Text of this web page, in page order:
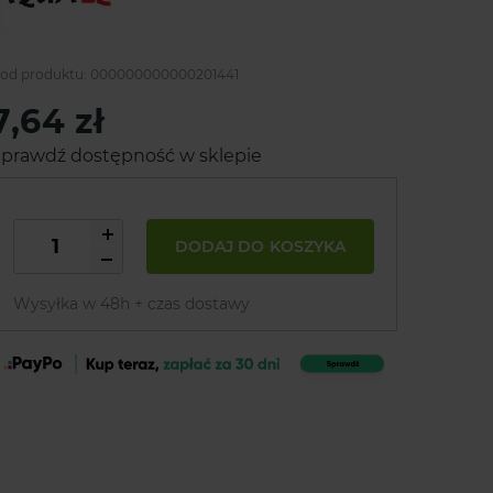
produktu: 000000000000201441
zł
dostępność w sklepie
DODAJ DO KOSZYKA
Wysyłka w 48h + czas dostawy